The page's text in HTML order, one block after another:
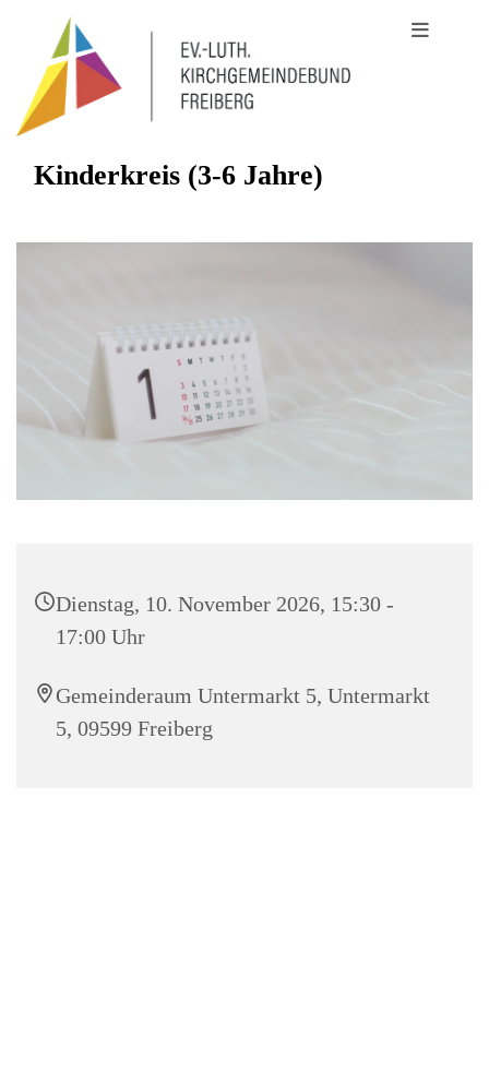
Kinderkreis (3-6 Jahre)
Dienstag, 10. November 2026, 15:30 -
17:00 Uhr
Gemeinderaum Untermarkt 5, Untermarkt
5, 09599 Freiberg